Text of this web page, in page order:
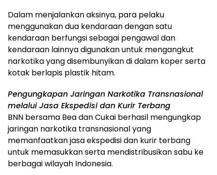
Dalam menjalankan aksinya, para pelaku
menggunakan dua kendaraan dengan satu
kendaraan berfungsi sebagai pengawal dan
kendaraan lainnya digunakan untuk mengangkut
narkotika yang disembunyikan di dalam koper serta
kotak berlapis plastik hitam.
Pengungkapan Jaringan Narkotika Transnasional
melalui Jasa Ekspedisi dan Kurir Terbang
BNN bersama Bea dan Cukai berhasil mengungkap
jaringan narkotika transnasional yang
memanfaatkan jasa ekspedisi dan kurir terbang
untuk memasukkan serta mendistribusikan sabu ke
berbagai wilayah Indonesia.